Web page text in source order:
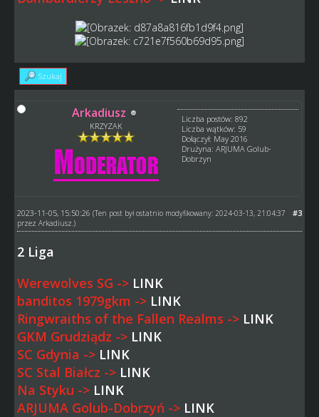
Szukaj
Arkadiusz
KRZYZAK
Liczba postów: 892
Liczba wątków: 59
Dołączył: May 2016
Drużyna: ARJUMA Golub-
Dobrzyn
#3
2023-11-05, 15:50:26 (Ten post był ostatnio modyfikowany: 2024-03-13, 21:04:37
przez Arkadiusz.)
2 Liga
Werewolves SG -> LINK
banditos 1979gkm -> LINK
Ringwraiths of the Fallen Realms -> LINK
GKM Grudziądz -> LINK
SC Gdynia -> LINK
SC Stal Białcz -> LINK
Na Styku -> LINK
ARJUMA Golub-Dobrzyń -> LINK